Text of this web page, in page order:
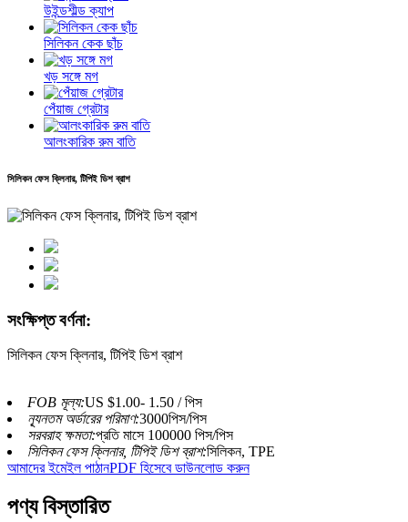
উইন্ডশীল্ড ক্যাপ
সিলিকন কেক ছাঁচ
খড় সঙ্গে মগ
পেঁয়াজ গ্রেটার
আলংকারিক রুম বাতি
সিলিকন ফেস ক্লিনার, টিপিই ডিশ ব্রাশ
সংক্ষিপ্ত বর্ণনা:
সিলিকন ফেস ক্লিনার, টিপিই ডিশ ব্রাশ
FOB মূল্য:US $1.00- 1.50 / পিস
ন্যূনতম অর্ডারের পরিমাণ:3000পিস/পিস
সরবরাহ ক্ষমতা:প্রতি মাসে 100000 পিস/পিস
সিলিকন ফেস ক্লিনার, টিপিই ডিশ ব্রাশ:সিলিকন, TPE
আমাদের ইমেইল পাঠানPDF হিসেবে ডাউনলোড করুন
পণ্য বিস্তারিত